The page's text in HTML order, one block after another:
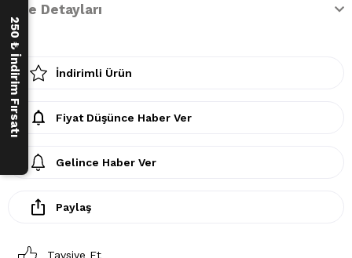
İade Detayları
İndirimli Ürün
Fiyat Düşünce Haber Ver
Gelince Haber Ver
Paylaş
Tavsiye Et
250 ₺ İndirim Fırsatı